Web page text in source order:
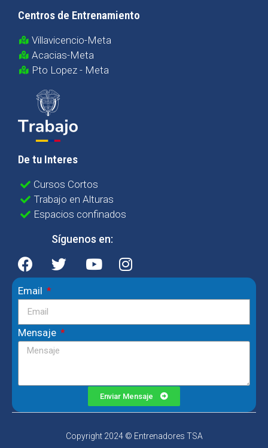
Centros de Entrenamiento
Villavicencio-Meta
Acacias-Meta
Pto Lopez - Meta
De tu Interes
Cursos Cortos
Trabajo en Alturas
Espacios confinados
Síguenos en:
Email
Mensaje
Enviar Mensaje
Copyright 2024 © Entrenadores TSA